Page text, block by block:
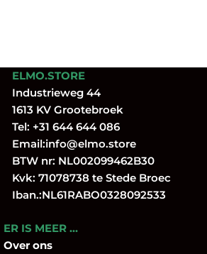
ELMO.STORE
Industrieweg 44
1613 KV Grootebroek
Tel: +31 644 644 086
Email:info@elmo.store
BTW nr: NL002099462B30
Kvk: 71078738 te Stede Broec
Iban.:NL61RABO0328092533
ER IS MEER …
Over ons